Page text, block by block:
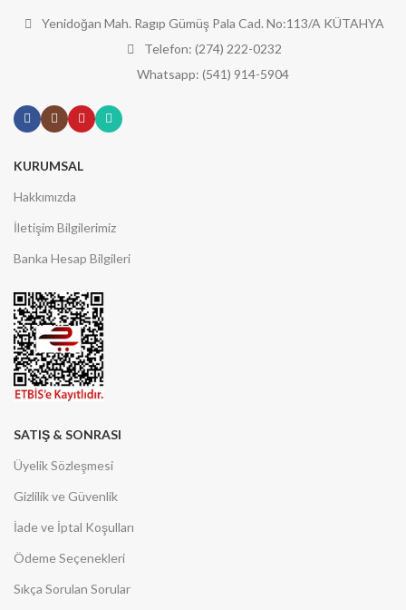
Yenidoğan Mah. Ragıp Gümüş Pala Cad. No:113/A KÜTAHYA
Telefon: (274) 222-0232
Whatsapp: (541) 914-5904
KURUMSAL
Hakkımızda
İletişim Bilgilerimiz
Banka Hesap Bilgileri
SATIŞ & SONRASI
Üyelik Sözleşmesi
Gizlilik ve Güvenlik
İade ve İptal Koşulları
Ödeme Seçenekleri
Sıkça Sorulan Sorular